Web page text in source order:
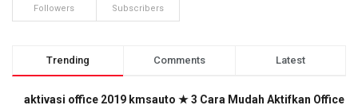
Followers Subscribers
Trending Comments Latest
aktivasi office 2019 kmsauto ★ 3 Cara Mudah Aktifkan Office